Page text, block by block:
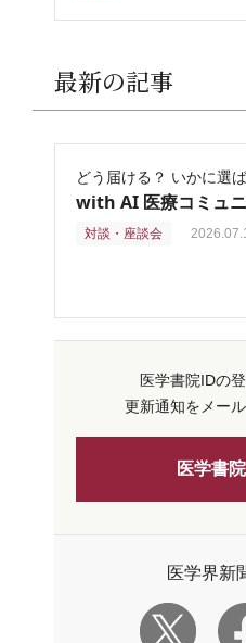
最新の記事
どう届ける？ いかに選
with AI 医療コミュ
対談・座談会
医学書院IDの
更新通知をメー
医学書
医学界新